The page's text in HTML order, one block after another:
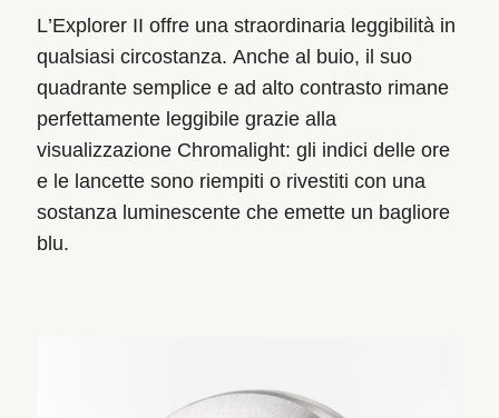
L’Explorer II offre una straordinaria leggibilità in
qualsiasi circostanza. Anche al buio, il suo
quadrante semplice e ad alto contrasto rimane
perfettamente leggibile grazie alla
visualizzazione Chromalight: gli indici delle ore
e le lancette sono riempiti o rivestiti con una
sostanza luminescente che emette un bagliore
blu.